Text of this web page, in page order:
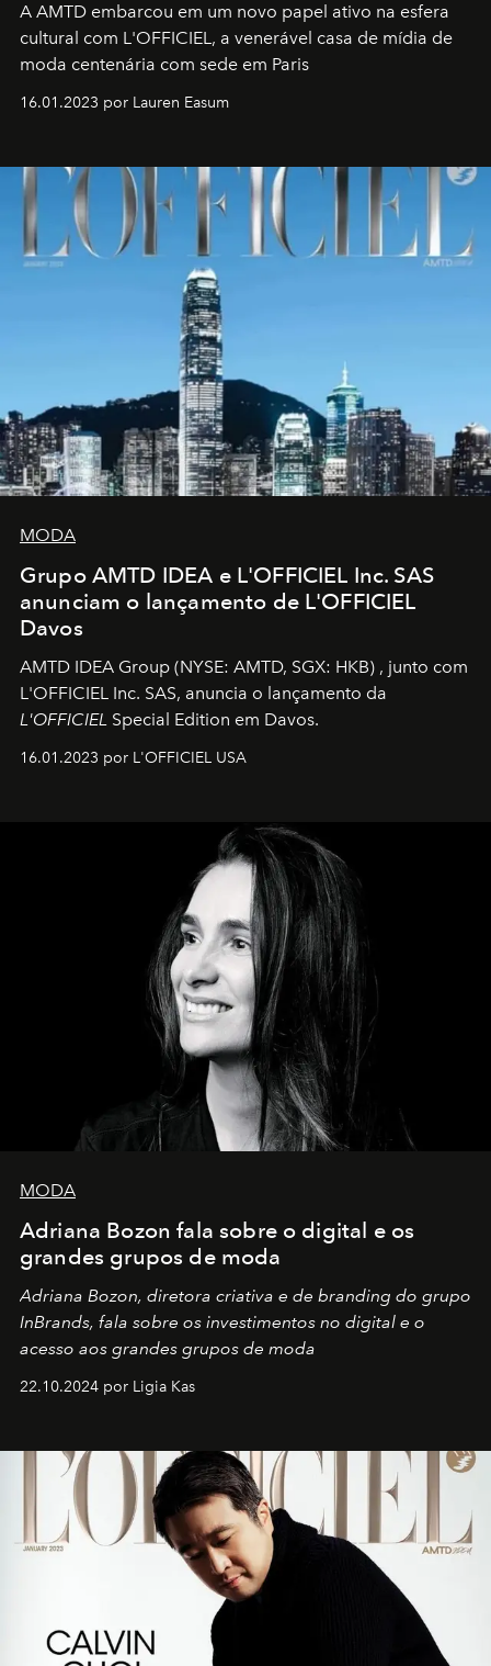
A AMTD embarcou em um novo papel ativo na esfera
cultural com L'OFFICIEL, a venerável casa de mídia de
moda centenária com sede em Paris
16.01.2023 por Lauren Easum
MODA
Grupo AMTD IDEA e L'OFFICIEL Inc. SAS
anunciam o lançamento de L'OFFICIEL
Davos
AMTD IDEA Group (NYSE: AMTD, SGX: HKB) , junto com
L'OFFICIEL Inc. SAS, anuncia o lançamento da
L'OFFICIEL Special Edition em Davos.
16.01.2023 por L'OFFICIEL USA
MODA
Adriana Bozon fala sobre o digital e os
grandes grupos de moda
Adriana Bozon, diretora criativa e de branding do grupo
InBrands, fala sobre os investimentos no digital e o
acesso aos grandes grupos de moda
22.10.2024 por Ligia Kas